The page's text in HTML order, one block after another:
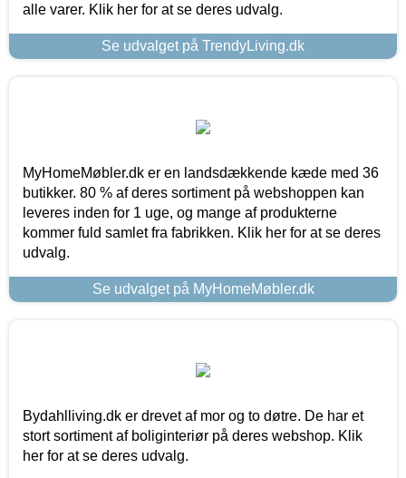
alle varer. Klik her for at se deres udvalg.
Se udvalget på TrendyLiving.dk
MyHomeMøbler.dk er en landsdækkende kæde med 36
butikker. 80 % af deres sortiment på webshoppen kan
leveres inden for 1 uge, og mange af produkterne
kommer fuld samlet fra fabrikken. Klik her for at se deres
udvalg.
Se udvalget på MyHomeMøbler.dk
Bydahlliving.dk er drevet af mor og to døtre. De har et
stort sortiment af boliginteriør på deres webshop. Klik
her for at se deres udvalg.